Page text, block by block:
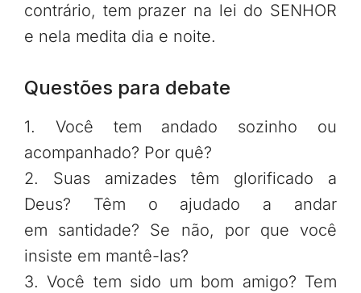
contrário, tem prazer na lei do SENHOR
e nela medita dia e noite.
Questões para debate
1. Você tem andado sozinho ou
acompanhado? Por quê?
2. Suas amizades têm glorificado a
Deus? Têm o ajudado a andar
em santidade? Se não, por que você
insiste em mantê-las?
3. Você tem sido um bom amigo? Tem